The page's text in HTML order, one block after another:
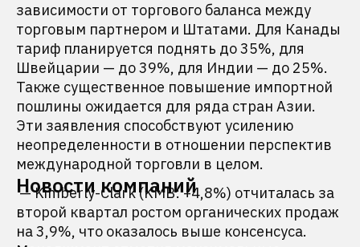
зависимости от торгового баланса между
торговым партнером и Штатами. Для Канады
тариф планируется поднять до 35%, для
Швейцарии — до 39%, для Индии — до 25%.
Также существенное повышение импортной
пошлины ожидается для ряда стран Азии.
Эти заявления способствуют усилению
неопределенности в отношении перспектив
международной торговли в целом.
Новости компаний
— Kimberly-Clark (KMB: +4,8%) отчиталась за
второй квартал ростом органических продаж
на 3,9%, что оказалось выше консенсуса.